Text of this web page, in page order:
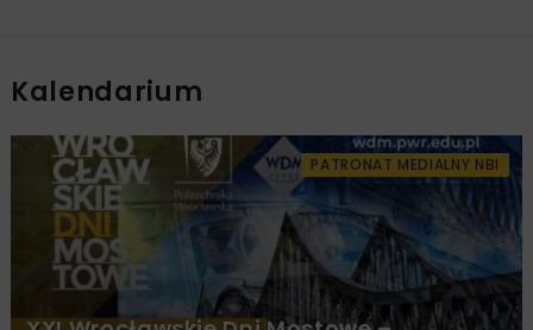
Kalendarium
PATRONAT MEDIALNY NBI